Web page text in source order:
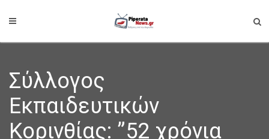
Σύλλογος
Εκπαιδευτικών
Κορινθίας: ”52 χρόνια